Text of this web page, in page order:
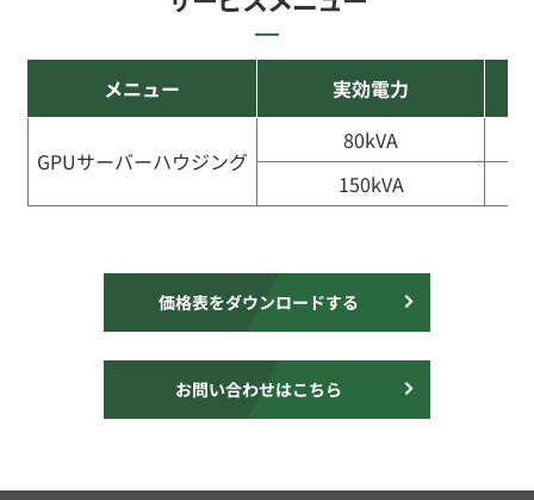
メニュー 実効電力
GPUサーバーハウジング
80kVA
150kVA
価格表をダウンロードする
お問い合わせはこちら